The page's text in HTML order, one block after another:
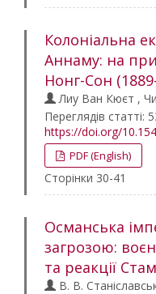
Колоніальна
Аннаму: на
Нонг-Сон
Лиу Ван Кюєт ,
Переглядів
https://doi.org/
PDF (English)
Сторінки 30-41
Османська
загрозою:
та реакції
В. В.